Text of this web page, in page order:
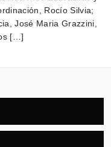
Rocío Silvia;
José Maria Grazzini,
[…]